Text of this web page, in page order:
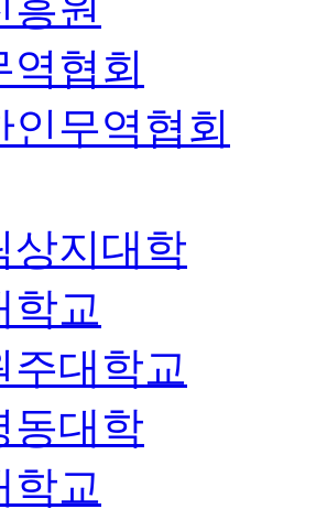
역협회
인무역협회
상지대학
학교
주대학교
동대학
학교